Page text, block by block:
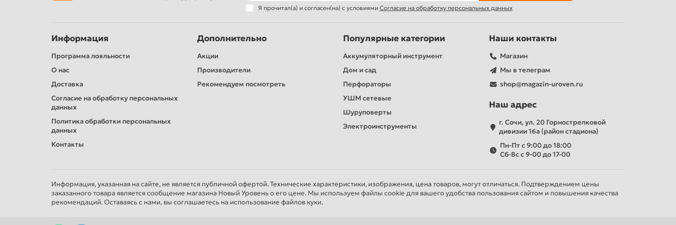
Шляпка: 6,5 мм
Количество в упаковке шт.: 1000
@
Я прочитал(а) и согласен(на) с условиями Согласие на обработку персональных данных
Информация
Программа лояльности
О нас
Доставка
Согласие на обработку персональных
данных
Политика обработки персональных
данных
Контакты
Дополнительно
Акции
Производители
Рекомендуем посмотреть
Популярные категории
Аккумуляторный инструмент
Дом и сад
Перфораторы
УШМ сетевые
Шуруповерты
Электроинструменты
Наши контакты
Магазин
Мы в телеграм
shop@magazin-uroven.ru
Наш адрес
г. Сочи, ул. 20 Горнострелковой
дивизии 16а (район стадиона)
Пн-Пт с 9:00 до 18:00
Сб-Вс с 9-00 до 17-00
Информация, указанная на сайте, не является публичной офертой. Технические характеристики, изображения, цена товаров, могут отличаться. Подтверждением цены
заказанного товара является сообщение магазина Новый Уровень о его цене. Мы используем файлы cookie для вашего удобства пользования сайтом и повышения качества
рекомендаций. Оставаясь с нами, вы соглашаетесь на использование файлов куки.